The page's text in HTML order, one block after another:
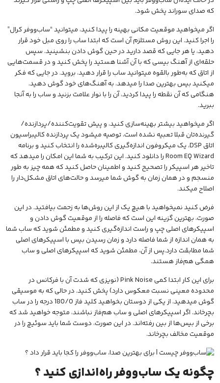
که صدایسوراندپخش شود.
اگر میخواهید موقعیت مکانی بهینه را پیدا کنید، میتوانید “ساب‌ووفر کرال”
را اجرا کنید. این روش مستلزم آن است که ابتدا ساب را روی مبل خود قرار
دهید، یا هر جایی که قصد دارید در حین گوش دادن بنشینید. سپس
حلقه‌ای از آهنگ بیسی که با آن آشنا هستید را پخش کنید و در قسمت‌هایی
از اتاق که به‌طور بالقوه میتوانید ساب را قرار دهید، بروید. در جایی که فکر
میکنید بیس بهترین صدا را میدهد، به آهنگ‌های خود گوش دهید.
هنگامی که آن نقطه را پیدا کردید، آن را با نوار علامت بزنید و ساب را به آنجا
ببرید.
اگر میخواهید بیشتر بهینه‌سازی کنید، و پیش تقویت‌کننده/پردازنده/
گیرنده‌تان قبلا تعبیه نشده است، توصیه میشود یک پردازنده کالیبراسیون
اتاق DSP، یک میکروفون اندازه‌گیری کالیبره‌شده را انتخاب کنید و برنامه
Room EQ Wizard را دانلود کنید. این ترکیب به شما این امکان را میدهد که
تاخیر هر اسپیکر را تصحیح کنید و اطمینان حاصل کنید که همه چیز به طور
منسجم و در همان زمان به گوش شما میرسد و حالت‌های اتاق مشکل‌دار را
اصلاح میکند.
فرض کنید نمیخواهید با هیچ یک از این روش‌ها به زحمت بیافتید. در این
صورت، بهترین گزینه این است که فاصله را از موقعیت گوش دادن و
اسپیکرهای اصلی چپ و راست اندازه‌گیری کنید و مطمئن شوید که ساب شما
به همان اندازه از شما فاصله دارد و زمان رسیدن بیس با اسپیکرهای اصلی
شما مطابقت دارد.پس از آن، مطمئن شوید که اسپیکرهای اصلی و ساب
همگی هم‌فاز هستند.
برای این کار ابتدا کمی Pink Noise (نویزی که شدت آن با فرکانس در
محدوده معینی نسبت معکوس دارد) پخش کنید. در حالی که به موسیقی
گوش میدهید، از یکی از دوستان بخواهید کلید فاز 180/0 درجه را در ساب
بچرخاند. اگر اسپیکرهای اصلی و ساب هم‌فاز نباشند، متوجه خواهید شد که
برخی از بیس‌ها از بین رفته‌اند. در این صورت، دوست شما باید سوئیچ را در
موقعیت مخالف بچرخاند.
چگونه یک ساب‌ووفر راه‌اندازی کنید ؟